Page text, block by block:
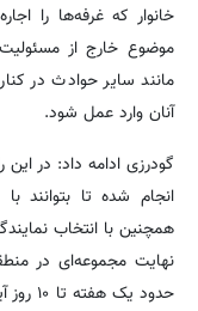
خانوار که غرفه‌ها را
موضوع خارج از
مانند سایر حوادث در
آنان وارد عمل شود.
گودرزی ادامه داد: در
انجام شده تا بتوانند
همچنین با انتخاب
حدود